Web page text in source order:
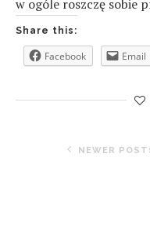
w ogóle roszczę sobie
Share this:
Facebook Email
NEWER